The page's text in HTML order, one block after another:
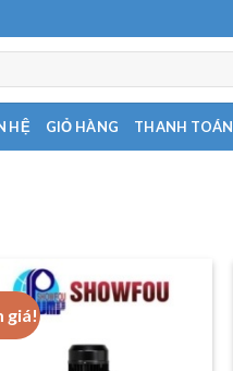
HỆ GIỎ HÀNG THANH TOÁN
giá!